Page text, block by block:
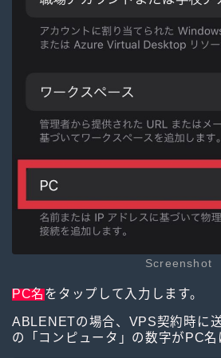
Screenshot
PC名 をタップして入力します。
ABLENETの場合、VPS契約時に
の「コンピュータ」の数字がPC名